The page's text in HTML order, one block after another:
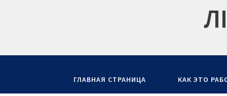
ГЛАВНАЯ СТРАНИЦА КАК ЭТО